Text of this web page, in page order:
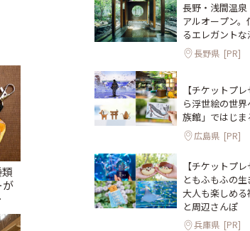
が
長野・浅間温
アルオープン
るエレガント
長野県 [PR]
【チケットプ
ら浮世絵の世
族館」ではじ
広島県 [PR]
【チケットプ
ともふもふの
大人も楽しめる
と周辺さんぽ
兵庫県 [PR]